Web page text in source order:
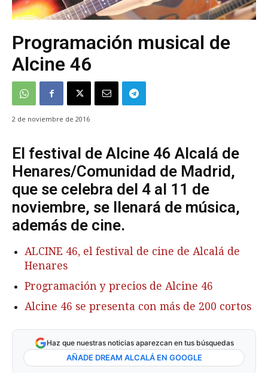
Programación musical de
Alcine 46
2 de noviembre de 2016
El festival de Alcine 46 Alcalá de
Henares/Comunidad de Madrid,
que se celebra del 4 al 11 de
noviembre, se llenará de música,
además de cine.
ALCINE 46, el festival de cine de Alcalá de
Henares
Programación y precios de Alcine 46
Alcine 46 se presenta con más de 200 cortos
Haz que nuestras noticias aparezcan en tus búsquedas
AÑADE DREAM ALCALÁ EN GOOGLE